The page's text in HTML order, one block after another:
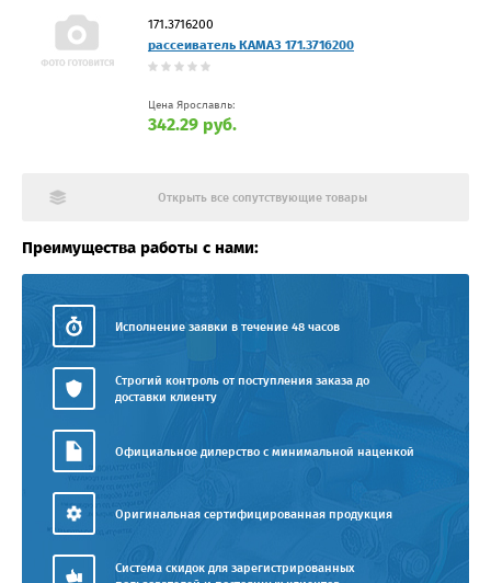
171.3716200
рассеиватель КАМАЗ 171.3716200
Цена Ярославль:
342.29 руб.
Открыть все сопутствующие товары
Преимущества работы с нами:
Исполнение заявки в течение 48 часов
Строгий контроль от поступления заказа до
доставки клиенту
Официальное дилерство с минимальной наценкой
Оригинальная сертифицированная продукция
Система скидок для зарегистрированных